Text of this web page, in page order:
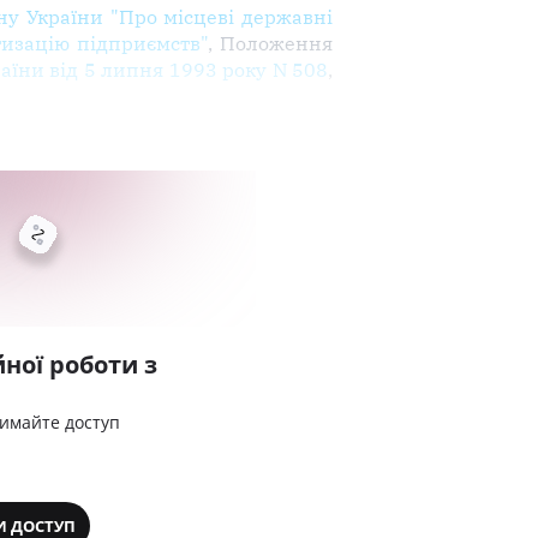
України "Про місцеві державні
підприємств", Положення
від 5 липня 1993 року N 508 ,
роботи з
доступ
ДОСТУП